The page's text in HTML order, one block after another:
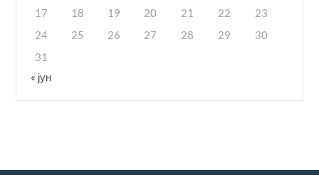
17
18 19 20 21 22
23
24
25 26 27 28 29
30
31
« јун